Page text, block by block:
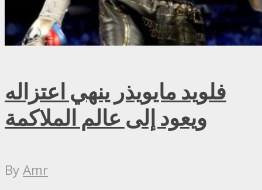
فلويد مايويذر ينهي اعتزاله
ويعود إلى عالم الملاكمة
ByAmr